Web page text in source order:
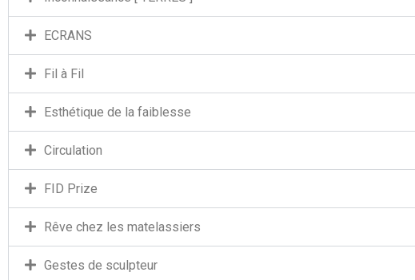
ECRANS
Fil à Fil
Esthétique de la faiblesse
Circulation
FID Prize
Rêve chez les matelassiers
Gestes de sculpteur